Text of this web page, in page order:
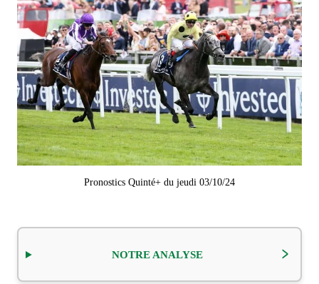
Pronostics Quinté+ du jeudi 03/10/24
NOTRE ANALYSE